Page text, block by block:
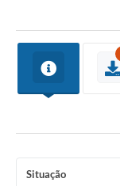
Situação